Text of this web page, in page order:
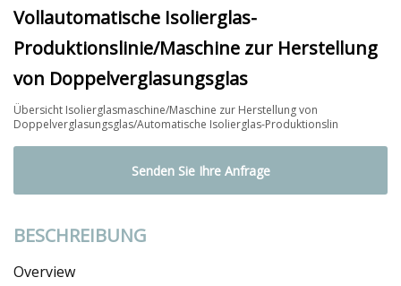
Vollautomatische Isolierglas-
Produktionslinie/Maschine zur Herstellung
von Doppelverglasungsglas
Übersicht Isolierglasmaschine/Maschine zur Herstellung von
Doppelverglasungsglas/Automatische Isolierglas-Produktionslin
Senden Sie Ihre Anfrage
BESCHREIBUNG
Overview